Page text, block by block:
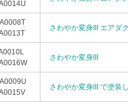
さわやか変身III エアダ
さわやか変身III
さわやか変身III で塗装